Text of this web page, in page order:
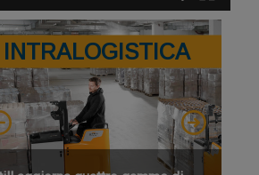
INTRALOGISTICA